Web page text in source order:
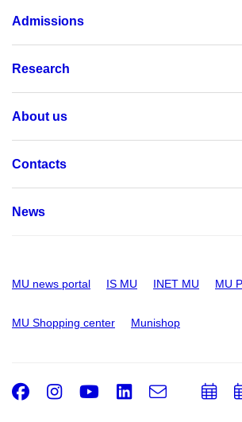
Admissions
Research
About us
Contacts
News
MU news portal IS MU INET MU MU
MU Shopping center Munishop
Facebook
Instagram
Youtube
LinkedIn
e-